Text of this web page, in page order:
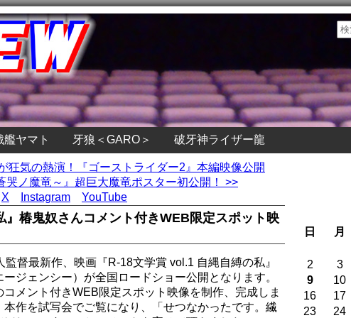
艦ヤマト 牙狼＜GARO＞ 破牙神ライザー龍
狂気の熱演！『ゴーストライダー2』本編映像公開
ノ魔竜～』超巨大魔竜ポスター初公開！ >>
X
Instagram YouTube
椿鬼奴さんコメント付きWEB限定スポット映
督最新作、映画『R-18文学賞 vol.1 自縄自縛の私』
ジェンシー）が全国ロードショー公開となります。
メント付きWEB限定スポット映像を制作、完成しま
作を試写会でご覧になり、「せつなかったです。繊
日
月
2
3
9
10
16
17
23
24